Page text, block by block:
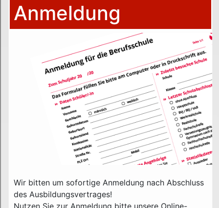
Anmeldung
Wir bitten um sofortige Anmeldung nach Abschluss
des Ausbildungsvertrages!
Nutzen Sie zur Anmeldung bitte unsere Online-